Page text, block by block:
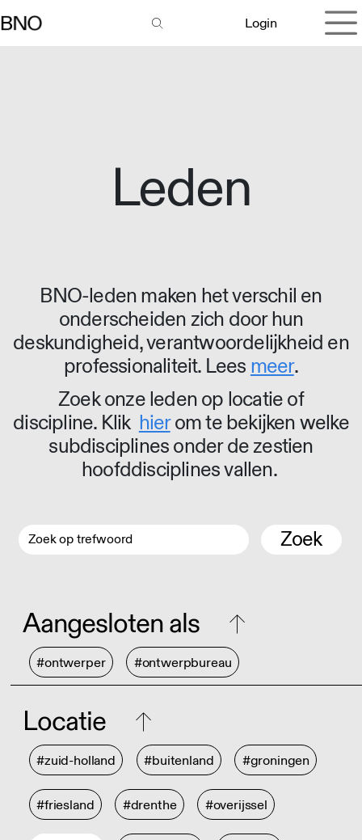
Login
Leden
BNO-leden maken het verschil en
onderscheiden zich door hun
deskundigheid, verantwoordelijkheid en
professionaliteit. Lees meer.
Zoek onze leden op locatie of
discipline. Klik hierom te bekijken welke
subdisciplines onder de zestien
hoofddisciplines vallen.
Zoek
Aangesloten als
#ontwerper #ontwerpbureau
Locatie
#zuid-holland #buitenland #groningen
#friesland #drenthe #overijssel